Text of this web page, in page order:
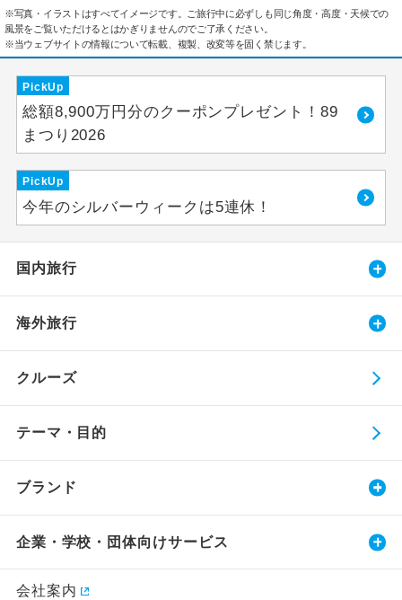
※写真・イラストはすべてイメージです。ご旅行中に必ずしも同じ角度・高度・天候での
風景をご覧いただけるとはかぎりませんのでご了承ください。
※当ウェブサイトの情報について転載、複製、改変等を固く禁じます。
PickUp
総額8,900万円分のクーポンプレゼント！89
まつり2026
PickUp
今年のシルバーウィークは5連休！
国内旅行
海外旅行
クルーズ
テーマ・目的
ブランド
企業・学校・団体向けサービス
会社案内